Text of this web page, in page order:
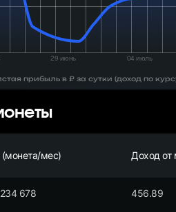
прибыль в ₽ за сутки (доход по
мес) Доход от
678 456.89